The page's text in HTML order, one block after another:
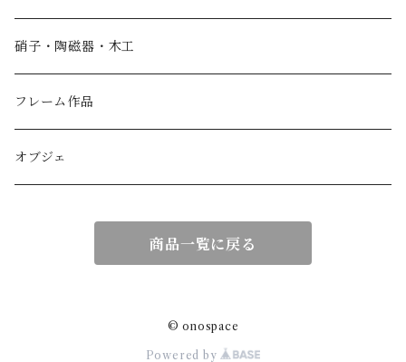
香箱
小物入れ
紙製品
硝子・陶磁器・木工
フレーム作品
オブジェ
商品一覧に戻る
© onospace
Powered by